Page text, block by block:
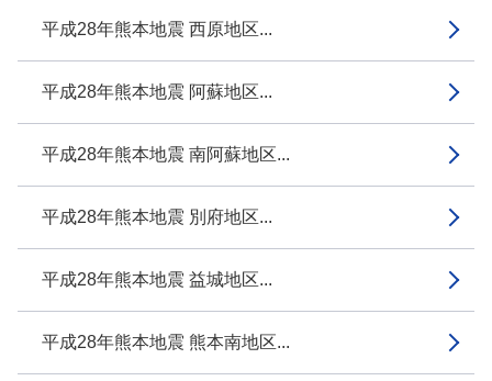
平成28年熊本地震 西原地区...
平成28年熊本地震 阿蘇地区...
平成28年熊本地震 南阿蘇地区...
平成28年熊本地震 別府地区...
平成28年熊本地震 益城地区...
平成28年熊本地震 熊本南地区...